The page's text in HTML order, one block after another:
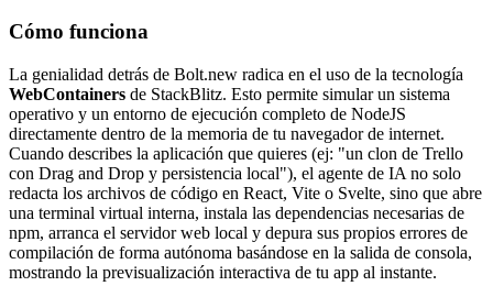
Cómo funciona
La genialidad detrás de Bolt.new radica en el uso de la tecnología
WebContainers de StackBlitz. Esto permite simular un sistema
operativo y un entorno de ejecución completo de NodeJS
directamente dentro de la memoria de tu navegador de internet.
Cuando describes la aplicación que quieres (ej: "un clon de Trello
con Drag and Drop y persistencia local"), el agente de IA no solo
redacta los archivos de código en React, Vite o Svelte, sino que abre
una terminal virtual interna, instala las dependencias necesarias de
npm, arranca el servidor web local y depura sus propios errores de
compilación de forma autónoma basándose en la salida de consola,
mostrando la previsualización interactiva de tu app al instante.